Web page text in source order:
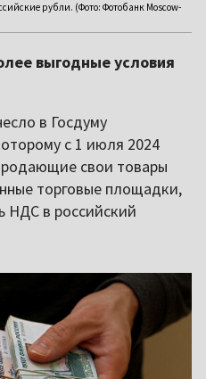
рубли. (Фото: Фотобанк Moscow-
выгодные условия
в Госдуму
с 1 июля 2024
свои товары
торговые площадки,
НДС в российский